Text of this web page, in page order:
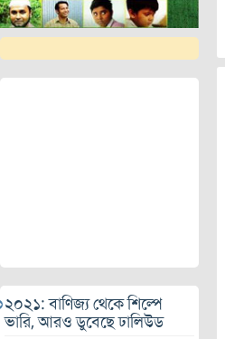
২০২১: বাণিজ্য থেকে শিল্পে
ভারি, আরও ডুবেছে ঢালিউড